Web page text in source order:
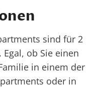
sind für 2
ob Sie einen
in einem der
oder in